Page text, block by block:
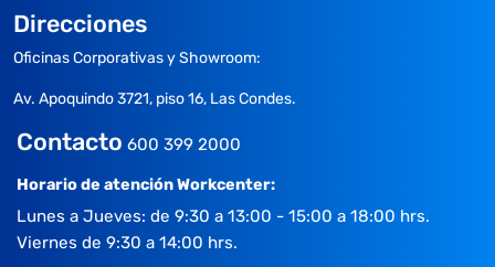
Direcciones
Oficinas Corporativas y Showroom:
Av. Apoquindo 3721, piso 16, Las Condes.
Contacto 600 399 2000
Horario de atención Workcenter:
Lunes a Jueves: de 9:30 a 13:00 - 15:00 a 18:00 hrs.
Viernes de 9:30 a 14:00 hrs.